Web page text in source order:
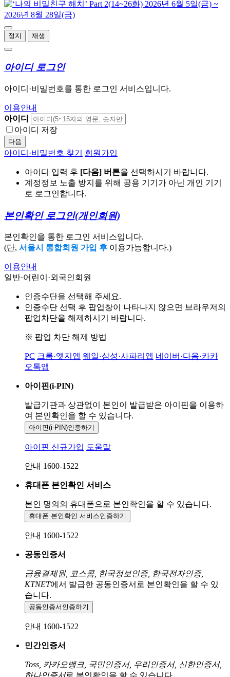
정지 재생
아이디 로그인
아이디·비밀번호를 통한 로그인 서비스입니다.
이용안내
아이디
아이디 저장
다음
아이디·비밀번호 찾기 회원가입
아이디 입력 후 [다음] 버튼을 선택하시기 바랍니다.
계정정보 노출 방지를 위해 공용 기기가 아닌 개인 기기
로 로그인합니다.
본인확인 로그인(개인회원)
본인확인을 통한 로그인 서비스입니다.
(단, 서울시 통합회원 가입 후 이용가능합니다.)
이용안내
일반·어린이·외국인회원
인증수단을 선택해 주세요.
인증수단 선택 후 팝업창이 나타나지 않으면 브라우저의
팝업차단을 해제하시기 바랍니다.
※ 팝업 차단 해제 방법
PC 크롬·엣지앱 웨일·삼성·사파리앱 네이버·다음·카카
오톡앱
아이핀(i-PIN)
발급기관과 상관없이 본인이 발급받은 아이핀을 이용하
여 본인확인을 할 수 있습니다.
아이핀(i-PIN)인증하기
아이핀 신규가입 도움말
안내 1600-1522
휴대폰 본인확인 서비스
본인 명의의 휴대폰으로 본인확인을 할 수 있습니다.
휴대폰 본인확인 서비스인증하기
안내 1600-1522
공동인증서
금융결제원, 코스콤, 한국정보인증, 한국전자인증,
KTNET에서 발급한 공동인증서로 본인확인을 할 수 있
습니다.
공동인증서 인증하기
안내 1600-1522
민간인증서
Toss, 카카오뱅크, 국민인증서, 우리인증서, 신한인증서,